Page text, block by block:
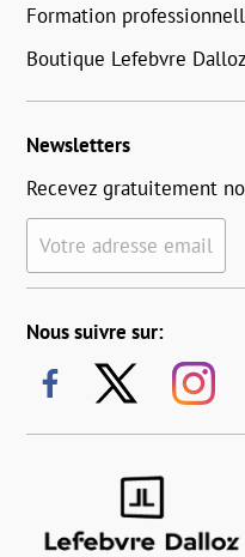
Formation
Boutique Lefebvre Dalloz
Newsletters
Recevez gratuitement
Votre adresse email
Nous suivre sur: